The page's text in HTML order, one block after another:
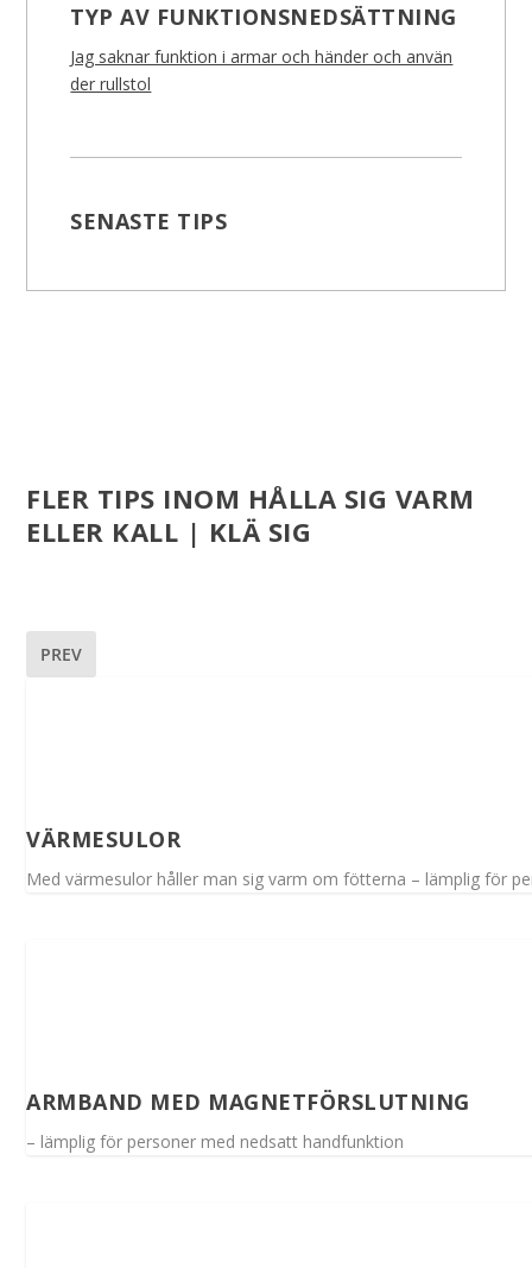
TYP AV FUNKTIONSNEDSÄTTNING
Jag saknar funktion i armar och händer och använ
der rullstol
SENASTE TIPS
FLER TIPS INOM HÅLLA SIG VARM
ELLER KALL | KLÄ SIG
PREV
VÄRMESULOR
Med värmesulor håller man sig varm om fötterna – lämplig för
ARMBAND MED MAGNETFÖRSLUTNING
– lämplig för personer med nedsatt handfunktion